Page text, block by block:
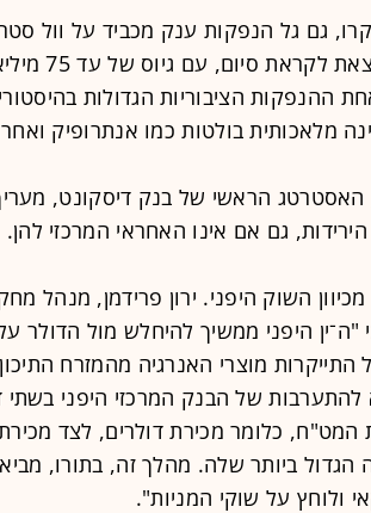
ההנפקות הציבוריות הגדולות
מלאכותית בולטות כמו אנתרופיק
הראשי של בנק דיסקונט,
גם אם אינו האחראי המרכזי להן.
השוק היפני. ירון פרידמן, מנהל
"ה־ין היפני ממשיך להיחלש מול הדולר
התייקרות מוצרי האנרגיה מהמזרח
של הבנק המרכזי היפני בשתי
המט"ח, כלומר מכירת דולרים, לצד
הגדול ביותר שלה. מהלך זה, בתורו,
ולוחץ על שוקי המניות".